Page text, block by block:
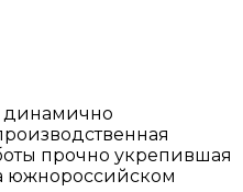
динамично
прочно укрепившая